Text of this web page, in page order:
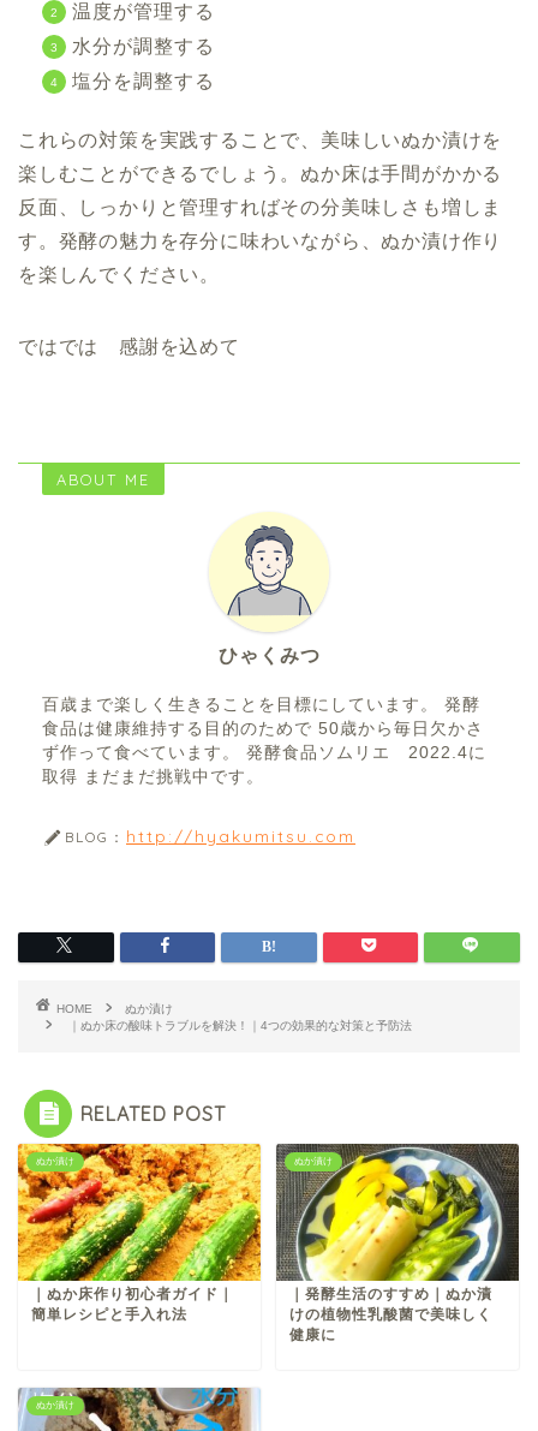
温度が管理する
水分が調整する
塩分を調整する
これらの対策を実践することで、美味しいぬか漬けを
楽しむことができるでしょう。ぬか床は手間がかかる
反面、しっかりと管理すればその分美味しさも増しま
す。発酵の魅力を存分に味わいながら、ぬか漬け作り
を楽しんでください。
ではでは 感謝を込めて
ABOUT ME
ひゃくみつ
百歳まで楽しく生きることを目標にしています。 発酵
食品は健康維持する目的のためで 50歳から毎日欠かさ
ず作って食べています。 発酵食品ソムリエ 2022.4に
取得 まだまだ挑戦中です。
BLOG： http://hyakumitsu.com
HOME
ぬか漬け
｜ぬか床の酸味トラブルを解決！｜4つの効果的な対策と予防法
RELATED POST
ぬか漬け
｜ぬか床作り初心者ガイド｜
簡単レシピと手入れ法
ぬか漬け
｜発酵生活のすすめ｜ぬか漬
けの植物性乳酸菌で美味しく
健康に
ぬか漬け